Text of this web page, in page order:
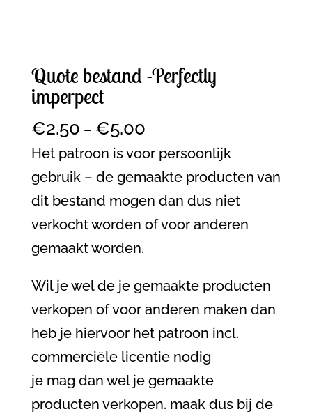
Quote bestand -Perfectly
imperpect
€2.50 – €5.00
Het patroon is voor persoonlijk
gebruik – de gemaakte producten van
dit bestand mogen dan dus niet
verkocht worden of voor anderen
gemaakt worden.
Wil je wel de je gemaakte producten
verkopen of voor anderen maken dan
heb je hiervoor het patroon incl.
commerciële licentie nodig
je mag dan wel je gemaakte
producten verkopen. maak dus bij de